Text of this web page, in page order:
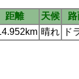
距離 天候
晴れ ド